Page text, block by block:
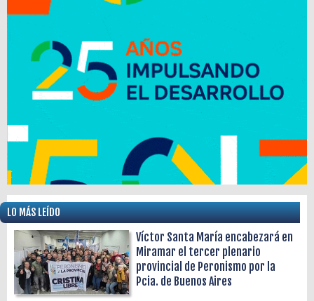
LO MÁS LEÍDO
Víctor Santa María encabezará en
Miramar el tercer plenario
provincial de Peronismo por la
Pcia. de Buenos Aires